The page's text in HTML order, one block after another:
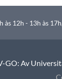
às 12h - 13h às
GO: Av